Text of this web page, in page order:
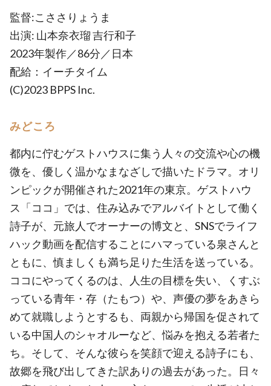
監督:こささりょうま
出演: 山本奈衣瑠 吉行和子
2023年製作／86分／日本
配給：イーチタイム
(C)2023 BPPS Inc.
みどころ
都内に佇むゲストハウスに集う人々の交流や心の機
微を、優しく温かなまなざしで描いたドラマ。オリ
ンピックが開催された2021年の東京。ゲストハウ
ス「ココ」では、住み込みでアルバイトとして働く
詩子が、元旅人でオーナーの博文と、SNSでライフ
ハック動画を配信することにハマっている泉さんと
ともに、慎ましくも満ち足りた生活を送っている。
ココにやってくるのは、人生の目標を失い、くすぶ
っている青年・存（たもつ）や、声優の夢をあきら
めて就職しようとするも、両親から帰国を促されて
いる中国人のシャオルーなど、悩みを抱える若者た
ち。そして、そんな彼らを笑顔で迎える詩子にも、
故郷を飛び出してきた訳ありの過去があった。日々